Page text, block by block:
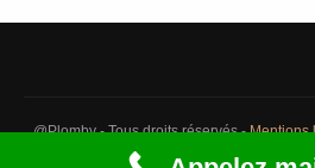
@Plomby - Tous droits réservés -Mentions
Débouchage Belgique